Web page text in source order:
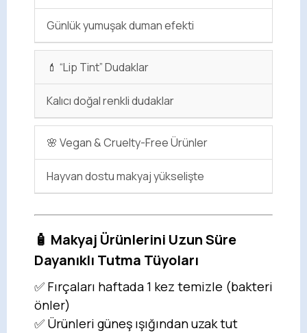
Günlük yumuşak duman efekti
💄 “Lip Tint” Dudaklar
Kalıcı doğal renkli dudaklar
🌸 Vegan & Cruelty-Free Ürünler
Hayvan dostu makyaj yükselişte
🧴 Makyaj Ürünlerini Uzun Süre
Dayanıklı Tutma Tüyoları
✅ Fırçaları haftada 1 kez temizle (bakteri
önler)
✅ Ürünleri güneş ışığından uzak tut